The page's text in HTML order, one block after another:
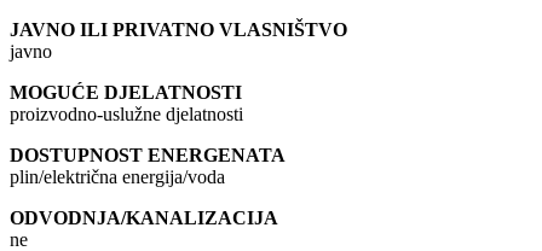
JAVNO ILI PRIVATNO VLASNIŠTVO
javno
MOGUĆE DJELATNOSTI
proizvodno-uslužne djelatnosti
DOSTUPNOST ENERGENATA
plin/električna energija/voda
ODVODNJA/KANALIZACIJA
ne